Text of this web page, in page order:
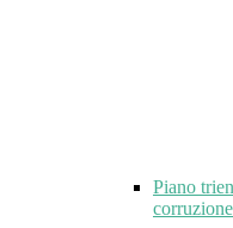
Piano